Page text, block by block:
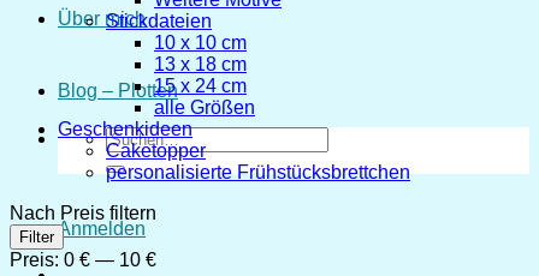
Über mich
Blog – Plotten
Suchen
nach:
Anmelden
Stickdateien
10 x 10 cm
13 x 18 cm
15 x 24 cm
alle Größen
Geschenkideen
Caketopper
personalisierte Frühstücksbrettchen
Nach Preis filtern
Min.
Preis
Max.
Preis
Filter
Preis: 0 € — 10 €